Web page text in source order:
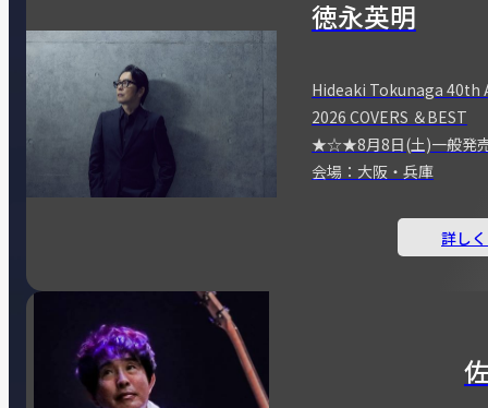
徳永英明
Hideaki Tokunaga 40th
2026 COVERS ＆BEST
★☆★8月8日(土)一般
会場：大阪・兵庫
詳し